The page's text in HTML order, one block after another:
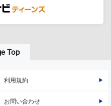
Top
利用規約
お問い合わせ